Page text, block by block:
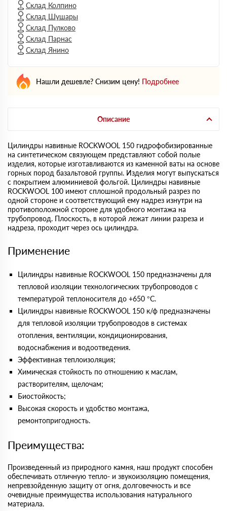
Склад Колпино
Склад Шушары
Склад Пулково
Склад Парнас
Склад Янино
Нашли дешевле? Снизим цену! Подробнее
Описание
Цилиндры навивные ROCKWOOL 150 гидрофобизированные
на синтетическом связующем представляют собой полые
изделия, которые изготавливаются из каменной ваты на основе
горных пород базальтовой группы. Изделия могут выпускаться
с покрытием алюминиевой фольгой. Цилиндры навивные
ROCKWOOL 100 имеют сплошной продольный разрез по
одной стороне и соответствующий ему надрез изнутри на
противоположной стороне для удобного монтажа на
трубопровод. Плоскость, в которой лежат линии разреза и
надреза, проходит через ось цилиндра.
Применение
Цилиндры навивные ROCKWOOL 150 предназначены для
тепловой изоляции технологических трубопроводов с
температурой теплоносителя до +650 °С.
Цилиндры навивные ROCKWOOL 150 к/ф предназначены
для тепловой изоляции трубопроводов в системах
отопления, вентиляции, кондиционирования,
водоснабжения и водоотведения.
Эффективная теплоизоляция;
Химическая стойкость по отношению к маслам,
растворителям, щелочам;
Биостойкость;
Высокая скорость и удобство монтажа,
ремонтопригодность.
Преимущества:
Произведенный из природного камня, наш продукт способен
обеспечивать отличную тепло- и звукоизоляцию помещения,
непревзойденную защиту от огня, долговечность и все
очевидные преимущества использования натурального
материала.